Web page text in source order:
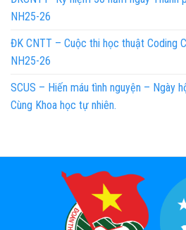
NH25-26
ĐK CNTT – Cuộc thi học thuật Coding
NH25-26
SCUS – Hiến máu tình nguyện – Ngày
Cùng Khoa học tự nhiên.